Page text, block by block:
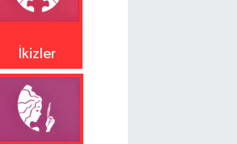
İkizler